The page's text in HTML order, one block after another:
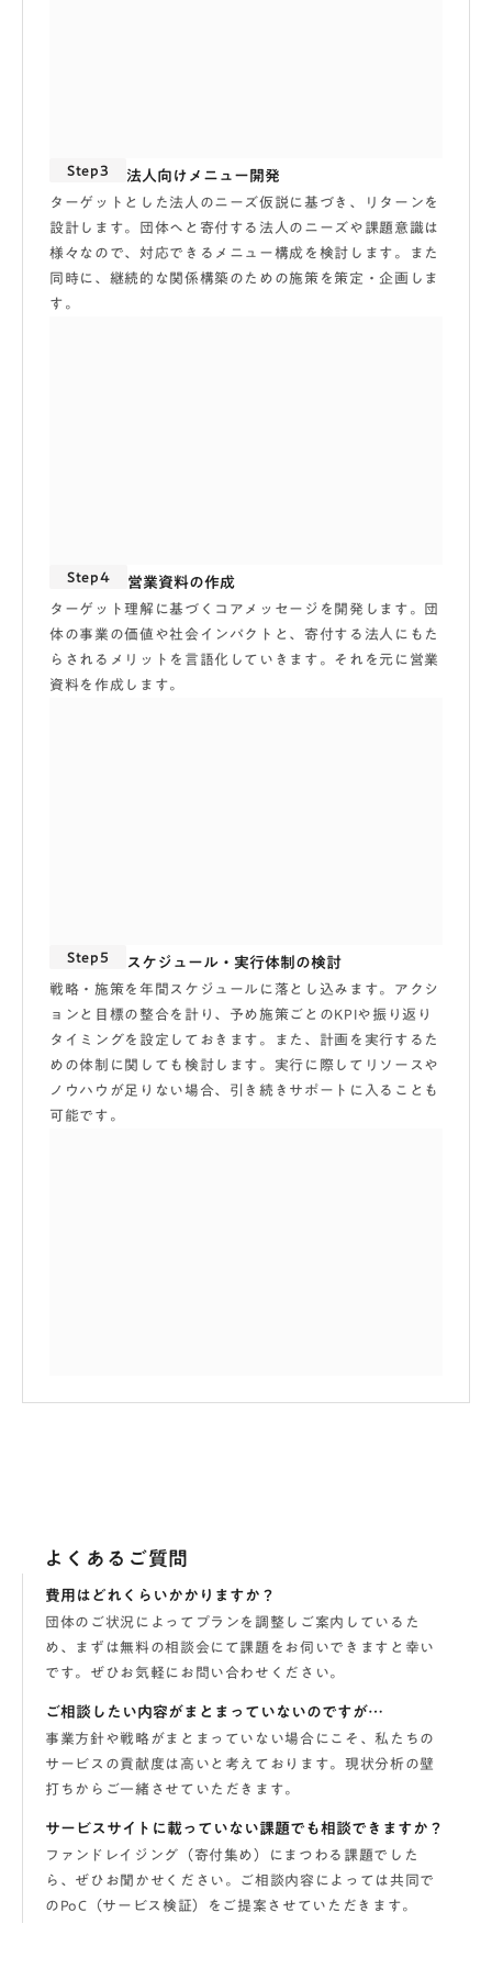
Step3 法人向けメニュー開発
ターゲットとした法人のニーズ仮説に基づき、リターンを
設計します。団体へと寄付する法人のニーズや課題意識は
様々なので、対応できるメニュー構成を検討します。また
同時に、継続的な関係構築のための施策を策定・企画しま
す。
Step4 営業資料の作成
ターゲット理解に基づくコアメッセージを開発します。団
体の事業の価値や社会インパクトと、寄付する法人にもた
らされるメリットを言語化していきます。それを元に営業
資料を作成します。
Step5 スケジュール・実行体制の検討
戦略・施策を年間スケジュールに落とし込みます。アクシ
ョンと目標の整合を計り、予め施策ごとのKPIや振り返り
タイミングを設定しておきます。また、計画を実行するた
めの体制に関しても検討します。実行に際してリソースや
ノウハウが足りない場合、引き続きサポートに入ることも
可能です。
よくあるご質問
費用はどれくらいかかりますか？
団体のご状況によってプランを調整しご案内しているた
め、まずは無料の相談会にて課題をお伺いできますと幸い
です。ぜひお気軽にお問い合わせください。
ご相談したい内容がまとまっていないのですが…
事業方針や戦略がまとまっていない場合にこそ、私たちの
サービスの貢献度は高いと考えております。現状分析の壁
打ちからご一緒させていただきます。
サービスサイトに載っていない課題でも相談できますか？
ファンドレイジング（寄付集め）にまつわる課題でした
ら、ぜひお聞かせください。ご相談内容によっては共同で
のPoC（サービス検証）をご提案させていただきます。